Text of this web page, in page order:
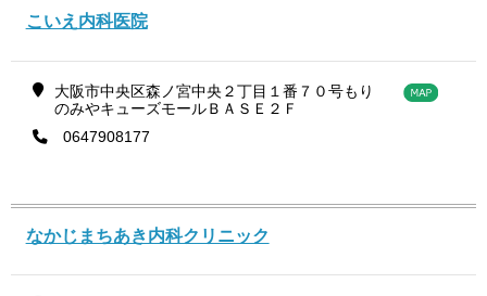
こいえ内科医院
大阪市中央区森ノ宮中央２丁目１番７０号もり
のみやキューズモールＢＡＳＥ２Ｆ
0647908177
なかじまちあき内科クリニック